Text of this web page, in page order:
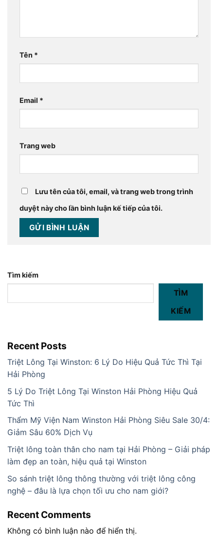
Tên *
Email *
Trang web
Lưu tên của tôi, email, và trang web trong trình
duyệt này cho lần bình luận kế tiếp của tôi.
Tìm kiếm
TÌM
KIẾM
Recent Posts
Triệt Lông Tại Winston: 6 Lý Do Hiệu Quả Tức Thì Tại
Hải Phòng
5 Lý Do Triệt Lông Tại Winston Hải Phòng Hiệu Quả
Tức Thì
Thẩm Mỹ Viện Nam Winston Hải Phòng Siêu Sale 30/4:
Giảm Sâu 60% Dịch Vụ
Triệt lông toàn thân cho nam tại Hải Phòng – Giải pháp
làm đẹp an toàn, hiệu quả tại Winston
So sánh triệt lông thông thường với triệt lông công
nghệ – đâu là lựa chọn tối ưu cho nam giới?
Recent Comments
Không có bình luận nào để hiển thị.